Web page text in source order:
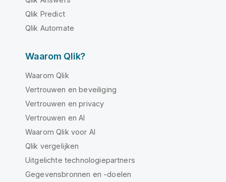
Qlik Predict
Qlik Automate
Waarom Qlik?
Waarom Qlik
Vertrouwen en beveiliging
Vertrouwen en privacy
Vertrouwen en AI
Waarom Qlik voor AI
Qlik vergelijken
Uitgelichte technologiepartners
Gegevensbronnen en -doelen